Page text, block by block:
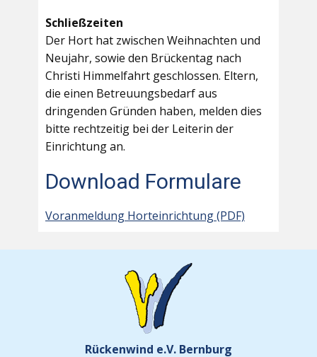
Schließzeiten
Der Hort hat zwischen Weihnachten und
Neujahr, sowie den Brückentag nach
Christi Himmelfahrt geschlossen. Eltern,
die einen Betreuungsbedarf aus
dringenden Gründen haben, melden dies
bitte rechtzeitig bei der Leiterin der
Einrichtung an.
Download Formulare
Voranmeldung Horteinrichtung (PDF)
Rückenwind e.V. Bernburg